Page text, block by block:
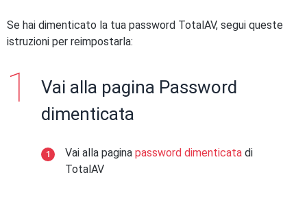
Se hai dimenticato la tua password TotalAV, segui queste
istruzioni per reimpostarla:
Vai alla pagina Password
dimenticata
Vai alla pagina password dimenticata di
TotalAV